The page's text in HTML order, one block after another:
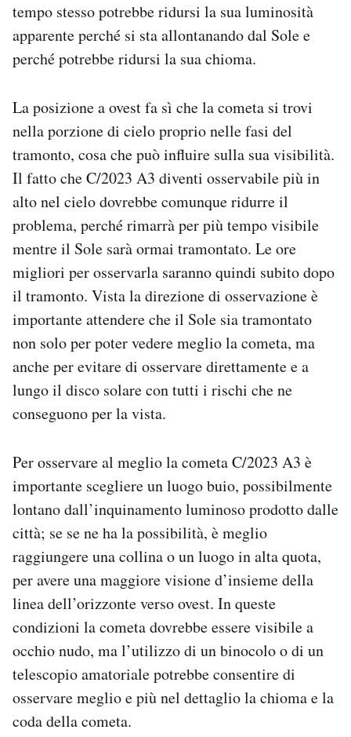
tempo stesso potrebbe ridursi la sua luminosità
apparente perché si sta allontanando dal Sole e
perché potrebbe ridursi la sua chioma.
La posizione a ovest fa sì che la cometa si trovi
nella porzione di cielo proprio nelle fasi del
tramonto, cosa che può influire sulla sua visibilità.
Il fatto che C/2023 A3 diventi osservabile più in
alto nel cielo dovrebbe comunque ridurre il
problema, perché rimarrà per più tempo visibile
mentre il Sole sarà ormai tramontato. Le ore
migliori per osservarla saranno quindi subito dopo
il tramonto. Vista la direzione di osservazione è
importante attendere che il Sole sia tramontato
non solo per poter vedere meglio la cometa, ma
anche per evitare di osservare direttamente e a
lungo il disco solare con tutti i rischi che ne
conseguono per la vista.
Per osservare al meglio la cometa C/2023 A3 è
importante scegliere un luogo buio, possibilmente
lontano dall’inquinamento luminoso prodotto dalle
città; se se ne ha la possibilità, è meglio
raggiungere una collina o un luogo in alta quota,
per avere una maggiore visione d’insieme della
linea dell’orizzonte verso ovest. In queste
condizioni la cometa dovrebbe essere visibile a
occhio nudo, ma l’utilizzo di un binocolo o di un
telescopio amatoriale potrebbe consentire di
osservare meglio e più nel dettaglio la chioma e la
coda della cometa.